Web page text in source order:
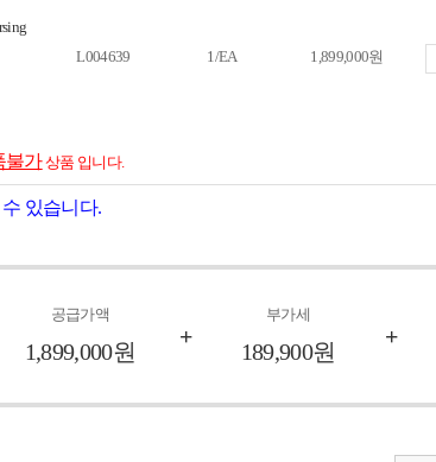
L004639 1/EA
1,899,000원
불가상품 입니다.
있습니다.
공급가액
+
부가세
+
1,899,000원 189,900원